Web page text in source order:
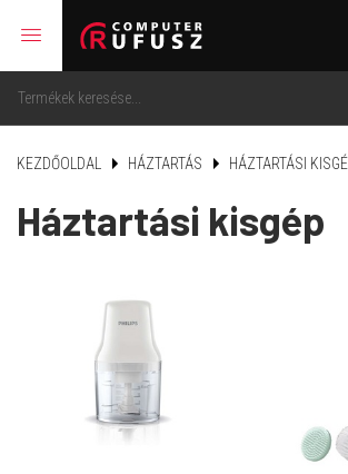
menu
KEZDŐOLDAL HÁZTARTÁS HÁZTARTÁSI
Háztartási kisgép